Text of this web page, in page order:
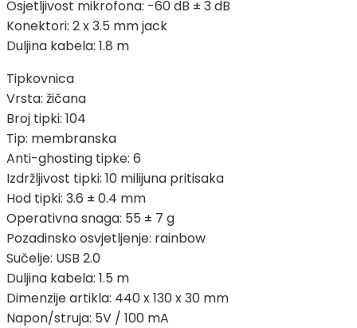
Osjetljivost mikrofona: -60 dB ± 3 dB
Konektori: 2 x 3.5 mm jack
Duljina kabela: 1.8 m
Tipkovnica
Vrsta: žičana
Broj tipki: 104
Tip: membranska
Anti-ghosting tipke: 6
Izdržljivost tipki: 10 milijuna pritisaka
Hod tipki: 3.6 ± 0.4 mm
Operativna snaga: 55 ± 7 g
Pozadinsko osvjetljenje: rainbow
Sučelje: USB 2.0
Duljina kabela: 1.5 m
Dimenzije artikla: 440 x 130 x 30 mm
Napon/struja: 5V / 100 mA